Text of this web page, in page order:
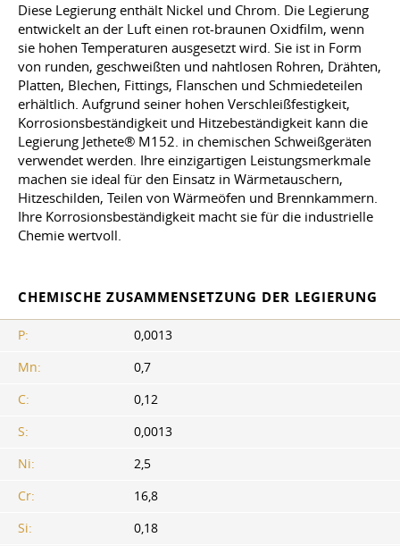
Diese Legierung enthält Nickel und Chrom. Die Legierung
entwickelt an der Luft einen rot-braunen Oxidfilm, wenn
sie hohen Temperaturen ausgesetzt wird. Sie ist in Form
von runden, geschweißten und nahtlosen Rohren, Drähten,
Platten, Blechen, Fittings, Flanschen und Schmiedeteilen
erhältlich. Aufgrund seiner hohen Verschleißfestigkeit,
Korrosionsbeständigkeit und Hitzebeständigkeit kann die
Legierung Jethete® M152. in chemischen Schweißgeräten
verwendet werden. Ihre einzigartigen Leistungsmerkmale
machen sie ideal für den Einsatz in Wärmetauschern,
Hitzeschilden, Teilen von Wärmeöfen und Brennkammern.
Ihre Korrosionsbeständigkeit macht sie für die industrielle
Chemie wertvoll.
CHEMISCHE ZUSAMMENSETZUNG DER LEGIERUNG
P:
0,0013
Mn:
0,7
C:
0,12
S:
0,0013
Ni:
2,5
Cr:
16,8
Si:
0,18